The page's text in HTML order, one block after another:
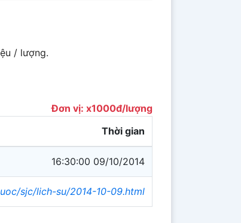
/ lượng.
Đơn vị: x1000đ/lượng
Thời gian
16:30:00 09/10/2014
sjc/lich-su/2014-10-09.html